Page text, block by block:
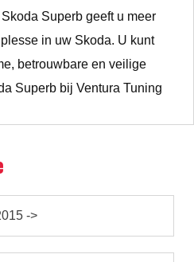
Superb geeft u meer
in uw Skoda. U kunt
betrouwbare en veilige
Superb bij Ventura Tuning
->